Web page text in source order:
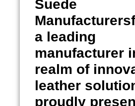
Suede
a leading
manufacturer
realm of
leather
proudly